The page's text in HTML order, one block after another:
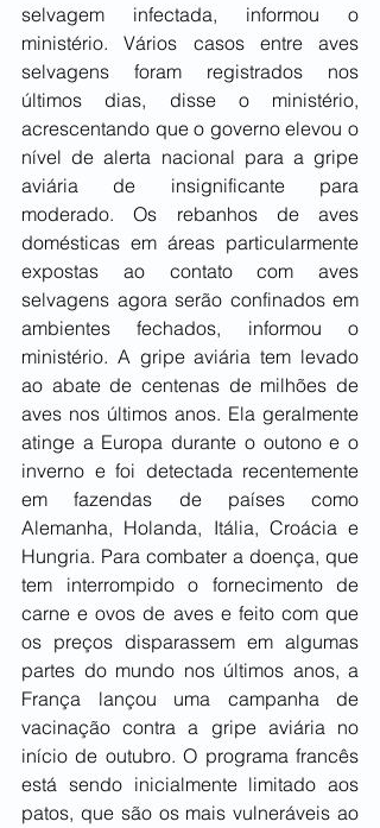
selvagem infectada, informou o
ministério. Vários casos entre aves
selvagens foram registrados nos
últimos dias, disse o ministério,
acrescentando que o governo elevou o
nível de alerta nacional para a gripe
aviária de insignificante para
moderado. Os rebanhos de aves
domésticas em áreas particularmente
expostas ao contato com aves
selvagens agora serão confinados em
ambientes fechados, informou o
ministério. A gripe aviária tem levado
ao abate de centenas de milhões de
aves nos últimos anos. Ela geralmente
atinge a Europa durante o outono e o
inverno e foi detectada recentemente
em fazendas de países como
Alemanha, Holanda, Itália, Croácia e
Hungria. Para combater a doença, que
tem interrompido o fornecimento de
carne e ovos de aves e feito com que
os preços disparassem em algumas
partes do mundo nos últimos anos, a
França lançou uma campanha de
vacinação contra a gripe aviária no
início de outubro. O programa francês
está sendo inicialmente limitado aos
patos, que são os mais vulneráveis ao